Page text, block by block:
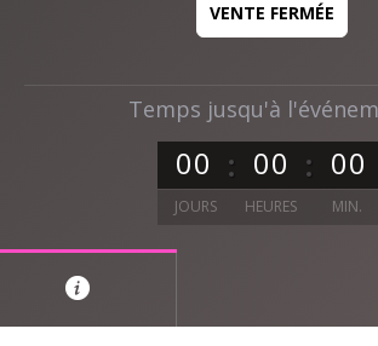
Temps jusqu'à
00 00 00
JOURS HEURES MIN.
VENTE FERMÉE